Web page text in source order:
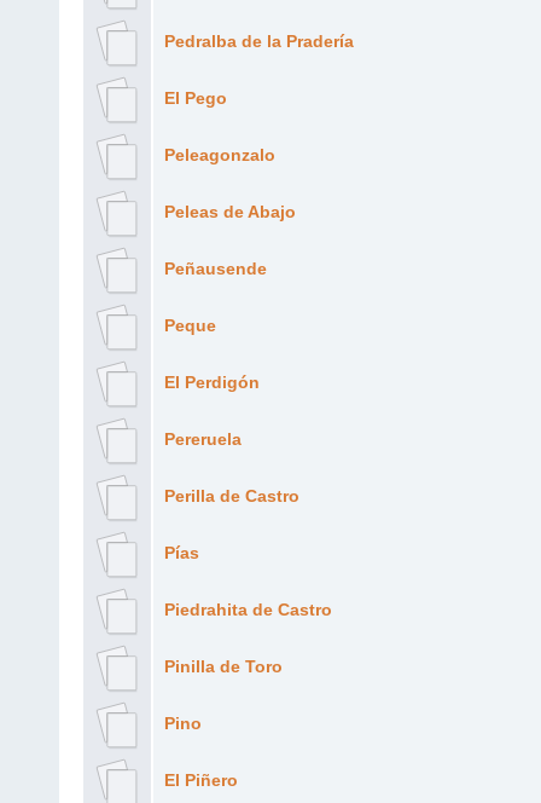
Pedralba de la Pradería
El Pego
Peleagonzalo
Peleas de Abajo
Peñausende
Peque
El Perdigón
Pereruela
Perilla de Castro
Pías
Piedrahita de Castro
Pinilla de Toro
Pino
El Piñero